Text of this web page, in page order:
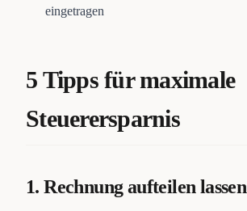
eingetragen
5 Tipps für maximale
Steuerersparnis
1. Rechnung aufteilen lassen